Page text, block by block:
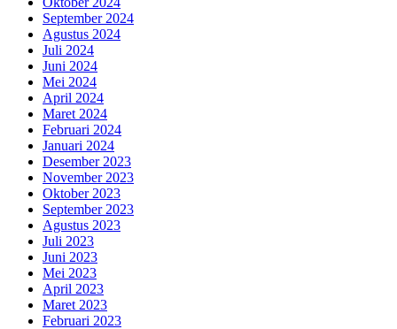
September 2024
Agustus 2024
Juli 2024
Juni 2024
Mei 2024
April 2024
Maret 2024
Februari 2024
Januari 2024
Desember 2023
November 2023
Oktober 2023
September 2023
Agustus 2023
Juli 2023
Juni 2023
Mei 2023
April 2023
Maret 2023
Februari 2023